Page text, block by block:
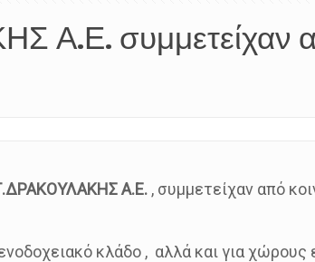
Α.Ε. συμμετείχαν
Α.Ε. , συμμετείχαν από
κλάδο , αλλά και για